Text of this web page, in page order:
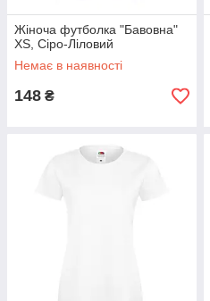
Жіноча футболка "Бавовна"
XS, Сіро-Ліловий
Немає в наявності
148 ₴